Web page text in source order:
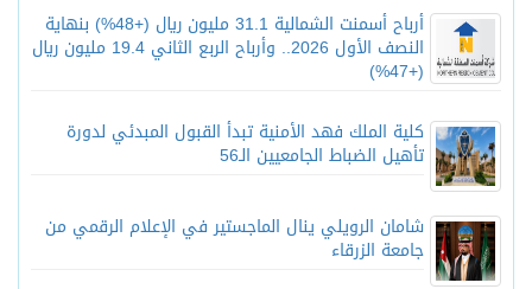
أرباح أسمنت الشمالية 31.1 مليون ريال (+48%) بنهاية
النصف الأول 2026.. وأرباح الربع الثاني 19.4 مليون ريال
(+47%)
كلية الملك فهد الأمنية تبدأ القبول المبدئي لدورة
تأهيل الضباط الجامعيين الـ56
شامان الرويلي ينال الماجستير في الإعلام الرقمي من
جامعة الزرقاء